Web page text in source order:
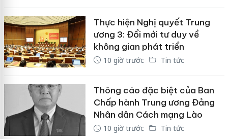
Thực hiện Nghị quyết Trung
ương 3: Đổi mới tư duy về
không gian phát triển
10 giờ trước Tin tức
Thông cáo đặc biệt của Ban
Chấp hành Trung ương Đảng
Nhân dân Cách mạng Lào
10 giờ trước Tin tức